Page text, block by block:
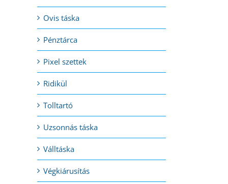
Ovis táska
Pénztárca
Pixel szettek
Ridikül
Tolltartó
Uzsonnás táska
Válltáska
Végkiárusítás